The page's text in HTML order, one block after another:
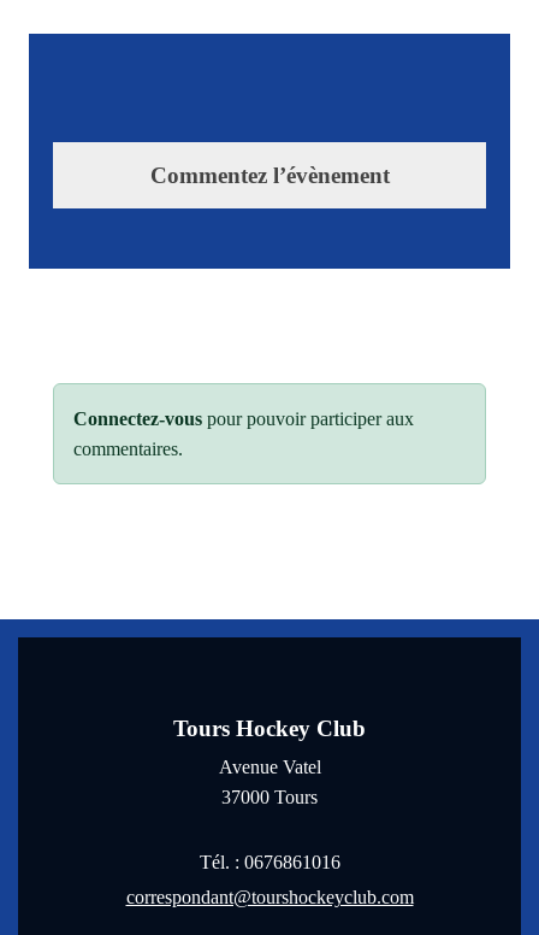
Commentez l’évènement
Connectez-vous pour pouvoir participer aux
commentaires.
Tours Hockey Club
Avenue Vatel
37000 Tours
Tél. : 0676861016
correspondant@tourshockeyclub.com